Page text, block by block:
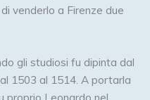
venderlo a Firenze due
gli studiosi fu dipinta dal
1503 al 1514. A portarla